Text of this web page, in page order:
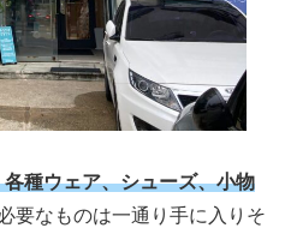
種ウェア、シューズ、小物
要なものは一通り手に入りそ